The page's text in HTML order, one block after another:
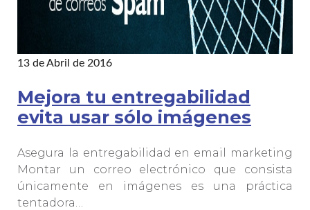
13 de Abril de 2016
Mejora tu entregabilidad
evita usar sólo imágenes
Asegura la entregabilidad en email marketing
Montar un correo electrónico que consista
únicamente en imágenes es una práctica
tentadora…